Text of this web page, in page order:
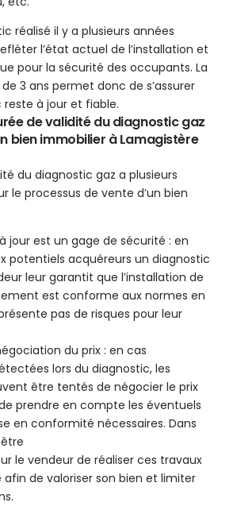
réalisé il y a plusieurs années
l’état actuel de l’installation et
pour la sécurité des occupants. La
3 ans permet donc de s’assurer
à jour et fiable.
de validité du diagnostic gaz
bien immobilier à Lamagistère
du diagnostic gaz a plusieurs
le processus de vente d’un bien
jour est un gage de sécurité : en
potentiels acquéreurs un diagnostic
leur garantit que l’installation de
est conforme aux normes en
pas de risques pour leur
du prix : en cas
lors du diagnostic, les
être tentés de négocier le prix
prendre en compte les éventuels
en conformité nécessaires. Dans
le vendeur de réaliser ces travaux
de valoriser son bien et limiter